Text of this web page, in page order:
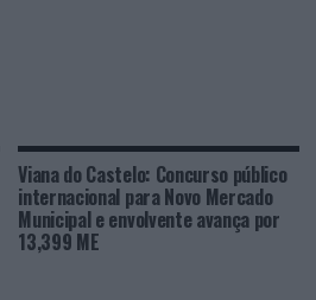
Viana do Castelo: Concurso público
internacional para Novo Mercado
Municipal e envolvente avança por
13,399 ME